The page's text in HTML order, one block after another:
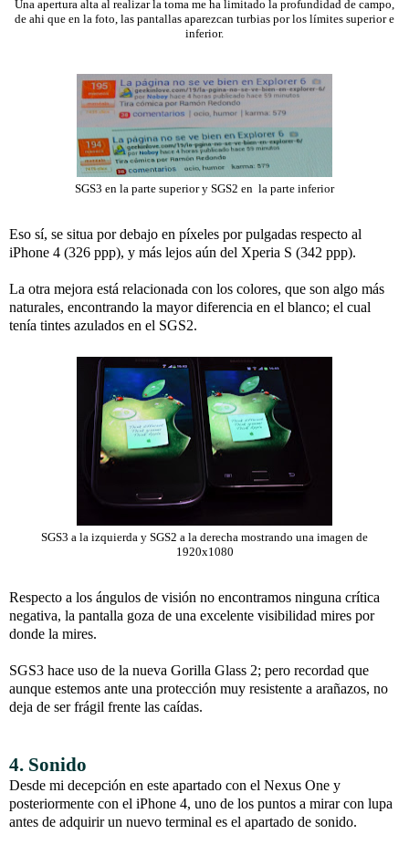
Una apertura alta al realizar la toma me ha limitado la profundidad de campo,
de ahi que en la foto, las pantallas aparezcan turbias por los límites superior e
inferior.
SGS3 en la parte superior y SGS2 en la parte inferior
Eso sí, se situa por debajo en píxeles por pulgadas respecto al
iPhone 4 (326 ppp), y más lejos aún del Xperia S (342 ppp).
La otra mejora está relacionada con los colores, que son algo más
naturales, encontrando la mayor diferencia en el blanco; el cual
tenía tintes azulados en el SGS2.
SGS3 a la izquierda y SGS2 a la derecha mostrando una imagen de
1920x1080
Respecto a los ángulos de visión no encontramos ninguna crítica
negativa, la pantalla goza de una excelente visibilidad mires por
donde la mires.
SGS3 hace uso de la nueva Gorilla Glass 2; pero recordad que
aunque estemos ante una protección muy resistente a arañazos, no
deja de ser frágil frente las caídas.
4. Sonido
Desde mi decepción en este apartado con el Nexus One y
posteriormente con el iPhone 4, uno de los puntos a mirar con lupa
antes de adquirir un nuevo terminal es el apartado de sonido.